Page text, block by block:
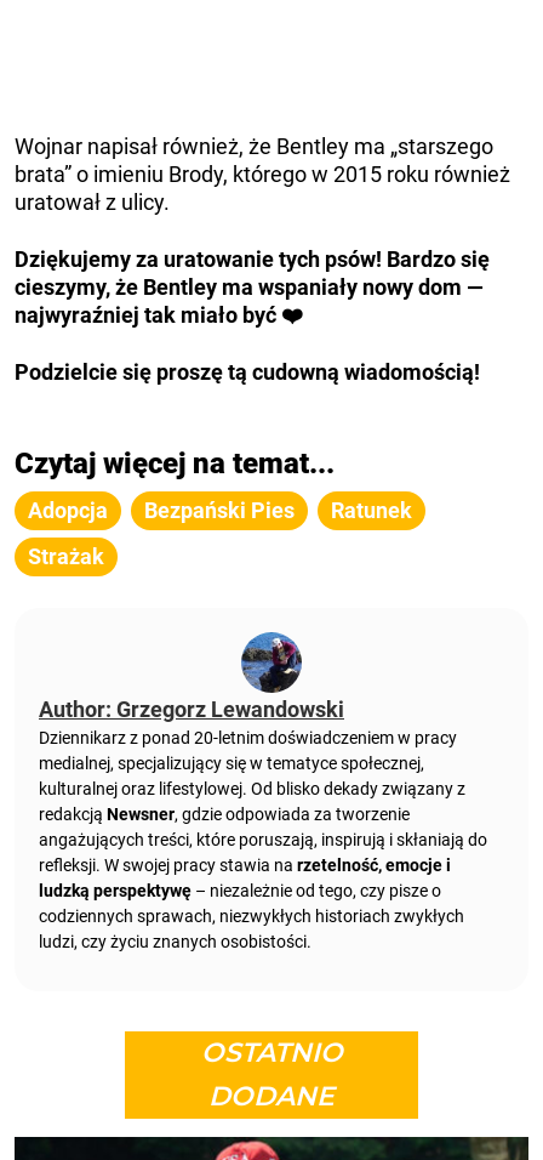
Wojnar napisał również, że Bentley ma „starszego
brata” o imieniu Brody, którego w 2015 roku również
uratował z ulicy.
Dziękujemy za uratowanie tych psów! Bardzo się
cieszymy, że Bentley ma wspaniały nowy dom —
najwyraźniej tak miało być ❤️
Podzielcie się proszę tą cudowną wiadomością!
Czytaj więcej na temat...
Adopcja Bezpański Pies
Ratunek
Strażak
Author: Grzegorz Lewandowski
Dziennikarz z ponad 20-letnim doświadczeniem w pracy
medialnej, specjalizujący się w tematyce społecznej,
kulturalnej oraz lifestylowej. Od blisko dekady związany z
redakcją Newsner, gdzie odpowiada za tworzenie
angażujących treści, które poruszają, inspirują i skłaniają do
refleksji. W swojej pracy stawia na rzetelność, emocje i
ludzką perspektywę – niezależnie od tego, czy pisze o
codziennych sprawach, niezwykłych historiach zwykłych
ludzi, czy życiu znanych osobistości.
OSTATNIO
DODANE